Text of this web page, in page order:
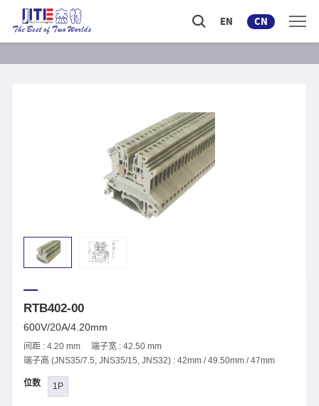
EN CN
RTB402-00
600V/20A/4.20mm
间距 : 4.20 mm 端子宽 : 42.50 mm
端子高 (JNS35/7.5, JNS35/15, JNS32) : 42mm / 49.50mm / 47mm
位数 1P